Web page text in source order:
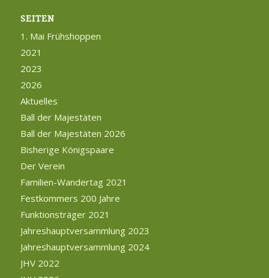
SEITEN
1. Mai Frühshoppen
2021
2023
2026
Aktuelles
Ball der Majestäten
Ball der Majestäten 2026
Bisherige Königspaare
Der Verein
Familien-Wandertag 2021
Festkommers 200 Jahre
Funktionsträger 2021
Jahreshauptversammlung 2023
Jahreshauptversammlung 2024
JHV 2022